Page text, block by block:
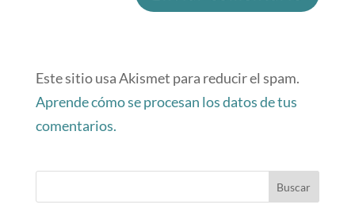
Este sitio usa Akismet para reducir el spam.
Aprende cómo se procesan los datos de tus
comentarios.